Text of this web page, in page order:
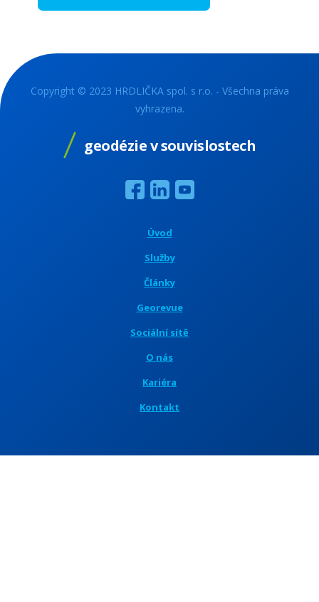
Copyright © 2023 HRDLIČKA spol. s r.o. - Všechna práva
vyhrazena.
geodézie v souvislostech
Úvod
Služby
Články
Georevue
Sociální sítě
O nás
Kariéra
Kontakt